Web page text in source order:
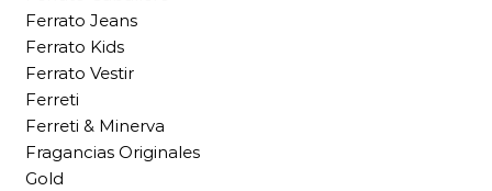
Ferrato Jeans
Ferrato Kids
Ferrato Vestir
Ferreti
Ferreti & Minerva
Fragancias Originales
Gold